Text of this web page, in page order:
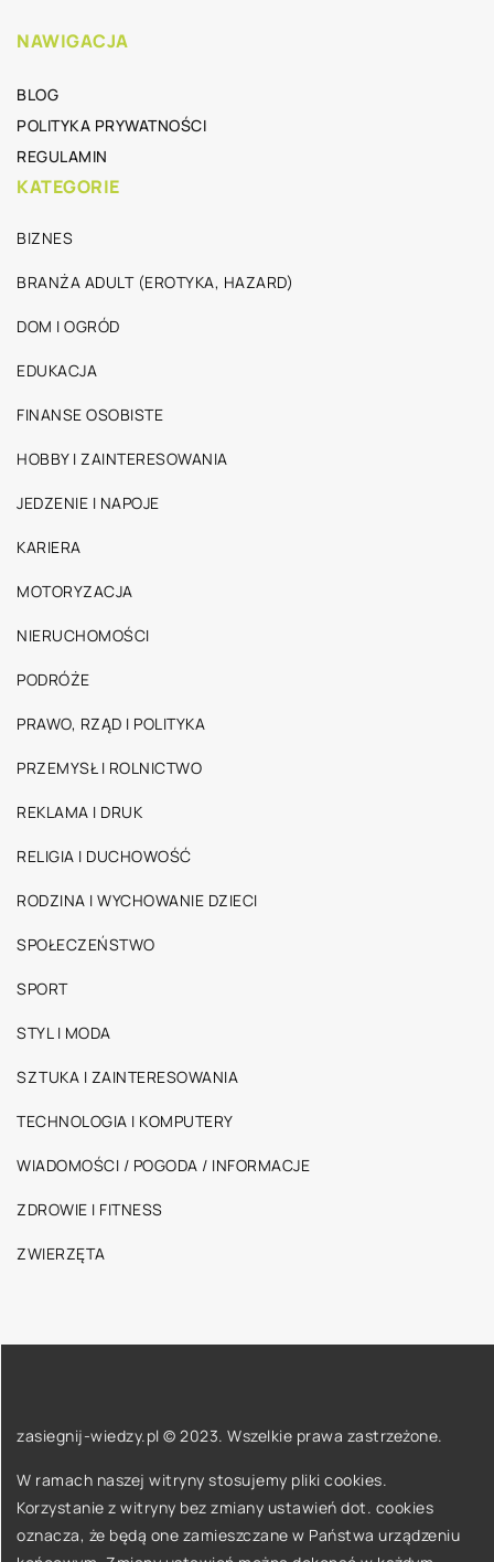
NAWIGACJA
BLOG
POLITYKA PRYWATNOŚCI
REGULAMIN
KATEGORIE
BIZNES
BRANŻA ADULT (EROTYKA, HAZARD)
DOM I OGRÓD
EDUKACJA
FINANSE OSOBISTE
HOBBY I ZAINTERESOWANIA
JEDZENIE I NAPOJE
KARIERA
MOTORYZACJA
NIERUCHOMOŚCI
PODRÓŻE
PRAWO, RZĄD I POLITYKA
PRZEMYSŁ I ROLNICTWO
REKLAMA I DRUK
RELIGIA I DUCHOWOŚĆ
RODZINA I WYCHOWANIE DZIECI
SPOŁECZEŃSTWO
SPORT
STYL I MODA
SZTUKA I ZAINTERESOWANIA
TECHNOLOGIA I KOMPUTERY
WIADOMOŚCI / POGODA / INFORMACJE
ZDROWIE I FITNESS
ZWIERZĘTA
zasiegnij-wiedzy.pl © 2023. Wszelkie prawa zastrzeżone.
W ramach naszej witryny stosujemy pliki cookies.
Korzystanie z witryny bez zmiany ustawień dot. cookies
oznacza, że będą one zamieszczane w Państwa urządzeniu